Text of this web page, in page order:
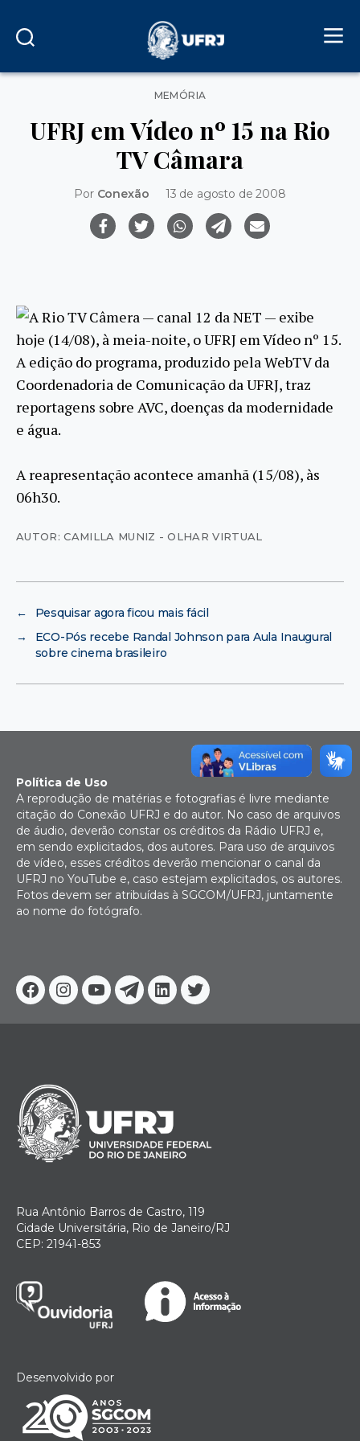
Categorias
MEMÓRIA
UFRJ em Vídeo nº 15 na Rio
TV Câmara
Por Conexão 13 de agosto de 2008
A Rio TV Câmera — canal 12 da NET — exibe
hoje (14/08), à meia-noite, o UFRJ em Vídeo nº 15.
A edição do programa, produzido pela WebTV da
Coordenadoria de Comunicação da UFRJ, traz
reportagens sobre AVC, doenças da modernidade
e água.
A reapresentação acontece amanhã (15/08), às
06h30.
AUTOR: CAMILLA MUNIZ - OLHAR VIRTUAL
←
Pesquisar agora ficou mais fácil
→
ECO-Pós recebe Randal Johnson para Aula Inaugural
sobre cinema brasileiro
Facebook
Instagram
YoutubeTelegram
Linkedin
Twitter
Política de Uso
A reprodução de matérias e fotografias é livre mediante
citação do Conexão UFRJ e do autor. No caso de arquivos
de áudio, deverão constar os créditos da Rádio UFRJ e,
em sendo explicitados, dos autores. Para uso de arquivos
de vídeo, esses créditos deverão mencionar o canal da
UFRJ no YouTube e, caso estejam explicitados, os autores.
Fotos devem ser atribuídas à SGCOM/UFRJ, juntamente
ao nome do fotógrafo.
Rua Antônio Barros de Castro, 119
Cidade Universitária, Rio de Janeiro/RJ
CEP: 21941-853
Desenvolvido por